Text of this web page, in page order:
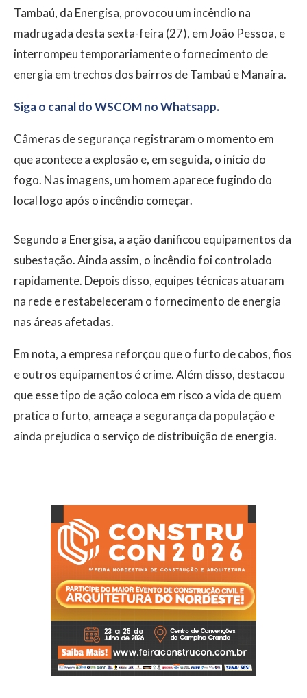
Tambaú, da Energisa, provocou um incêndio na
madrugada desta sexta-feira (27), em João Pessoa, e
interrompeu temporariamente o fornecimento de
energia em trechos dos bairros de Tambaú e Manaíra.
Siga o canal do WSCOM no Whatsapp.
Câmeras de segurança registraram o momento em
que acontece a explosão e, em seguida, o início do
fogo. Nas imagens, um homem aparece fugindo do
local logo após o incêndio começar.
Segundo a Energisa, a ação danificou equipamentos da
subestação. Ainda assim, o incêndio foi controlado
rapidamente. Depois disso, equipes técnicas atuaram
na rede e restabeleceram o fornecimento de energia
nas áreas afetadas.
Em nota, a empresa reforçou que o furto de cabos, fios
e outros equipamentos é crime. Além disso, destacou
que esse tipo de ação coloca em risco a vida de quem
pratica o furto, ameaça a segurança da população e
ainda prejudica o serviço de distribuição de energia.